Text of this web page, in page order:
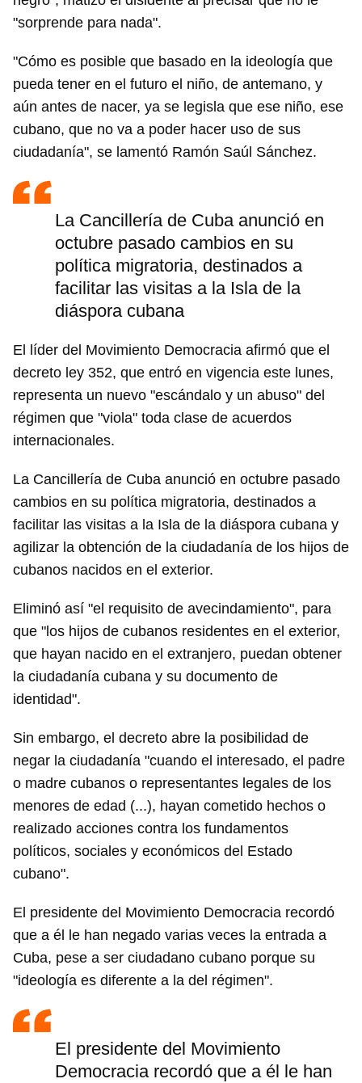
"sorprende para nada".
"Cómo es posible que basado en la ideología que
pueda tener en el futuro el niño, de antemano, y
aún antes de nacer, ya se legisla que ese niño, ese
cubano, que no va a poder hacer uso de sus
ciudadanía", se lamentó Ramón Saúl Sánchez.
La Cancillería de Cuba anunció en
octubre pasado cambios en su
política migratoria, destinados a
facilitar las visitas a la Isla de la
diáspora cubana
El líder del Movimiento Democracia afirmó que el
decreto ley 352, que entró en vigencia este lunes,
representa un nuevo "escándalo y un abuso" del
régimen que "viola" toda clase de acuerdos
internacionales.
La Cancillería de Cuba anunció en octubre pasado
cambios en su política migratoria, destinados a
facilitar las visitas a la Isla de la diáspora cubana y
agilizar la obtención de la ciudadanía de los hijos de
cubanos nacidos en el exterior.
Eliminó así "el requisito de avecindamiento", para
que "los hijos de cubanos residentes en el exterior,
que hayan nacido en el extranjero, puedan obtener
la ciudadanía cubana y su documento de
identidad".
Sin embargo, el decreto abre la posibilidad de
negar la ciudadanía "cuando el interesado, el padre
o madre cubanos o representantes legales de los
menores de edad (...), hayan cometido hechos o
realizado acciones contra los fundamentos
políticos, sociales y económicos del Estado
cubano".
El presidente del Movimiento Democracia recordó
que a él le han negado varias veces la entrada a
Cuba, pese a ser ciudadano cubano porque su
"ideología es diferente a la del régimen".
El presidente del Movimiento
Democracia recordó que a él le han